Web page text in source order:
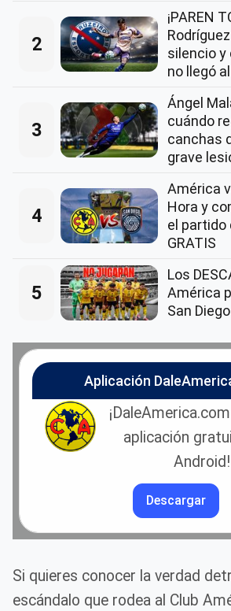
2
¡PAREN
silencio y
no llegó
3
Ángel
cuándo
canchas
grave
4
América
Hora y
el partido
GRATIS
5
Los
América
San Diego
Aplicación
aplicación
Android!
Descargar
Si quieres conocer la verdad
escándalo que rodea al Club